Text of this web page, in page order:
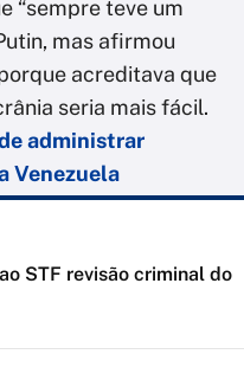
“sempre teve um
mas afirmou
acreditava que
seria mais fácil.
administrar
Venezuela
STF revisão criminal do